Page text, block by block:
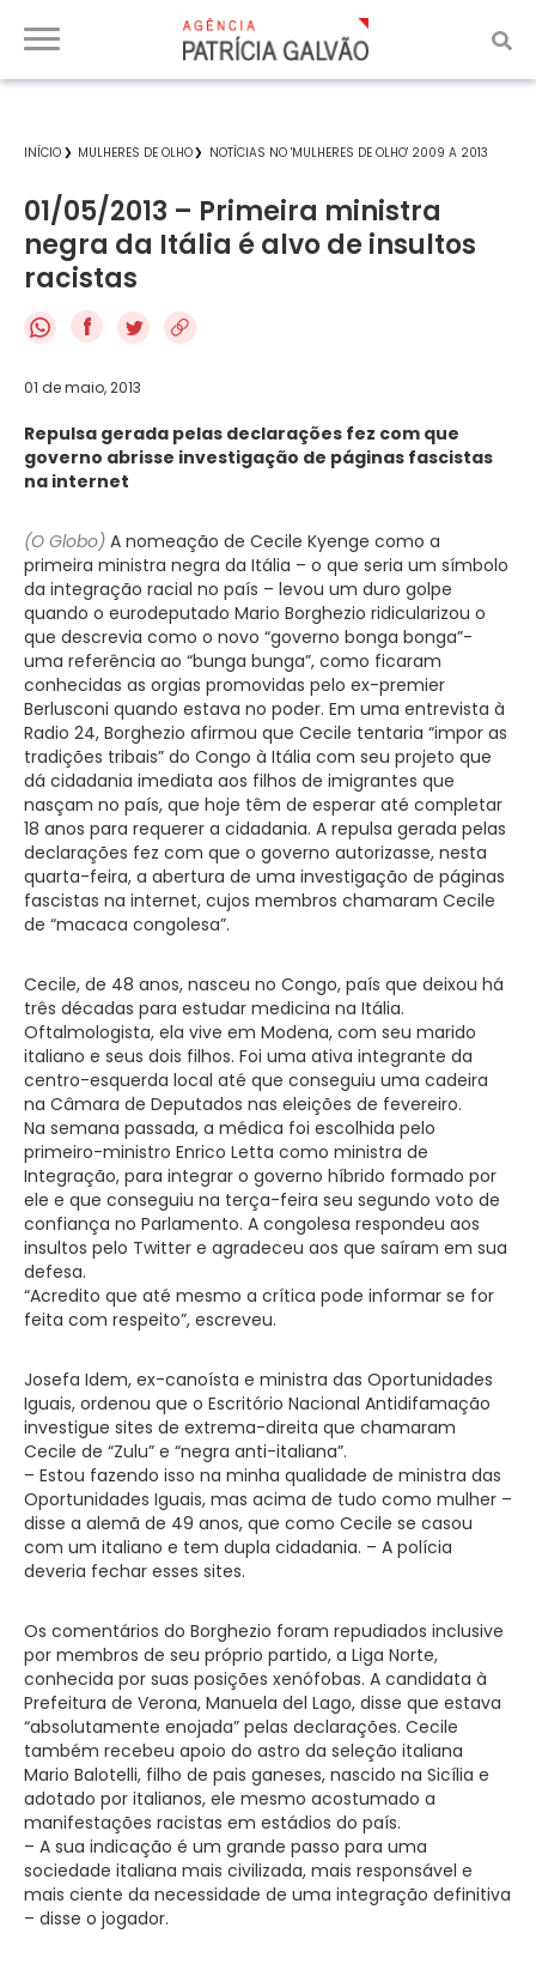
INÍCIO MULHERES DE OLHO NOTÍCIAS NO 'MULHERES DE OLHO' 2009 A 2013
01/05/2013 – Primeira ministra
negra da Itália é alvo de insultos
racistas
f
01 de maio, 2013
Repulsa gerada pelas declarações fez com que
governo abrisse investigação de páginas fascistas
na internet
(O Globo) A nomeação de Cecile Kyenge como a
primeira ministra negra da Itália – o que seria um símbolo
da integração racial no país – levou um duro golpe
quando o eurodeputado Mario Borghezio ridicularizou o
que descrevia como o novo “governo bonga bonga”-
uma referência ao “bunga bunga”, como ficaram
conhecidas as orgias promovidas pelo ex-premier
Berlusconi quando estava no poder. Em uma entrevista à
Radio 24, Borghezio afirmou que Cecile tentaria “impor as
tradições tribais” do Congo à Itália com seu projeto que
dá cidadania imediata aos filhos de imigrantes que
nasçam no país, que hoje têm de esperar até completar
18 anos para requerer a cidadania. A repulsa gerada pelas
declarações fez com que o governo autorizasse, nesta
quarta-feira, a abertura de uma investigação de páginas
fascistas na internet, cujos membros chamaram Cecile
de “macaca congolesa”.
Cecile, de 48 anos, nasceu no Congo, país que deixou há
três décadas para estudar medicina na Itália.
Oftalmologista, ela vive em Modena, com seu marido
italiano e seus dois filhos. Foi uma ativa integrante da
centro-esquerda local até que conseguiu uma cadeira
na Câmara de Deputados nas eleições de fevereiro.
Na semana passada, a médica foi escolhida pelo
primeiro-ministro Enrico Letta como ministra de
Integração, para integrar o governo híbrido formado por
ele e que conseguiu na terça-feira seu segundo voto de
confiança no Parlamento. A congolesa respondeu aos
insultos pelo Twitter e agradeceu aos que saíram em sua
defesa.
“Acredito que até mesmo a crítica pode informar se for
feita com respeito”, escreveu.
Josefa Idem, ex-canoísta e ministra das Oportunidades
Iguais, ordenou que o Escritório Nacional Antidifamação
investigue sites de extrema-direita que chamaram
Cecile de “Zulu” e “negra anti-italiana”.
– Estou fazendo isso na minha qualidade de ministra das
Oportunidades Iguais, mas acima de tudo como mulher –
disse a alemã de 49 anos, que como Cecile se casou
com um italiano e tem dupla cidadania. – A polícia
deveria fechar esses sites.
Os comentários do Borghezio foram repudiados inclusive
por membros de seu próprio partido, a Liga Norte,
conhecida por suas posições xenófobas. A candidata à
Prefeitura de Verona, Manuela del Lago, disse que estava
“absolutamente enojada” pelas declarações. Cecile
também recebeu apoio do astro da seleção italiana
Mario Balotelli, filho de pais ganeses, nascido na Sicília e
adotado por italianos, ele mesmo acostumado a
manifestações racistas em estádios do país.
– A sua indicação é um grande passo para uma
sociedade italiana mais civilizada, mais responsável e
mais ciente da necessidade de uma integração definitiva
– disse o jogador.